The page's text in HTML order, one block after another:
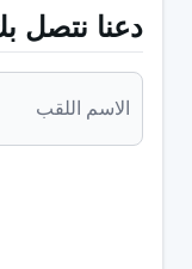
تحسين نظافة
لعلاج البقع
دعنا نتصل